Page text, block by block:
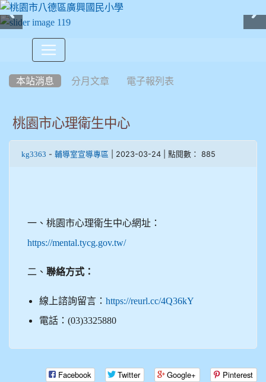
本站消息 分月文章 電子報列表
桃園市心理衛生中心
kg3363 - 輔導室宣導專區 | 2023-03-24 | 點閱數： 885
一、 桃園市心理衛生中心網址：
https://mental.tycg.gov.tw/
二、 聯絡方式：
線上諮詢留言： link to
https://reurl.cc/4Q36kY
電話：(03)3325880
Facebook Twitter Google+ Pinterest